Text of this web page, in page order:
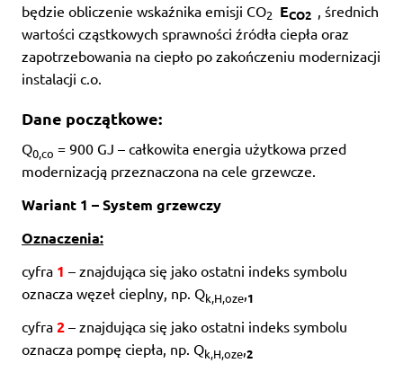
będzie obliczenie wskaźnika emisji CO2 ECO2
, średnich
wartości cząstkowych sprawności źródła ciepła oraz
zapotrzebowania na ciepło po zakończeniu modernizacji
instalacji c.o.
Dane początkowe:
Q0,co = 900 GJ – całkowita energia użytkowa przed
modernizacją przeznaczona na cele grzewcze.
Wariant 1 – System grzewczy
Oznaczenia:
cyfra 1 – znajdująca się jako ostatni indeks symbolu
oznacza węzeł cieplny, np. Qk,H,oze,1
cyfra 2 – znajdująca się jako ostatni indeks symbolu
oznacza pompę ciepła, np. Qk,H,oze,2